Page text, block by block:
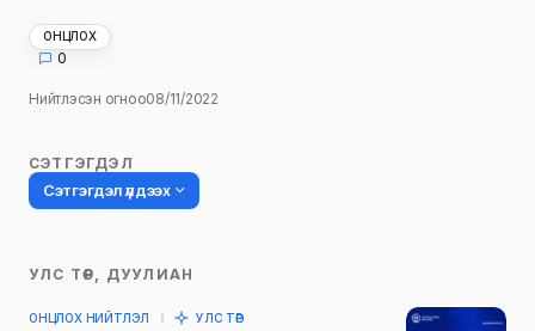
ОНЦЛОХ
0
Нийтлэсэн огноо08/11/2022
СЭТГЭГДЭЛ
Сэтгэгдэл үлдээх
Таны имэйл хаягийг нийтлэхгүй.
УЛС ТӨР, ДУУЛИАН
ОНЦЛОХ НИЙТЛЭЛ УЛС ТӨР